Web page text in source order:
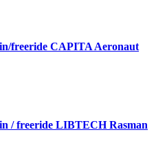
freeride CAPITA Aeronaut
/ freeride LIBTECH Rasman